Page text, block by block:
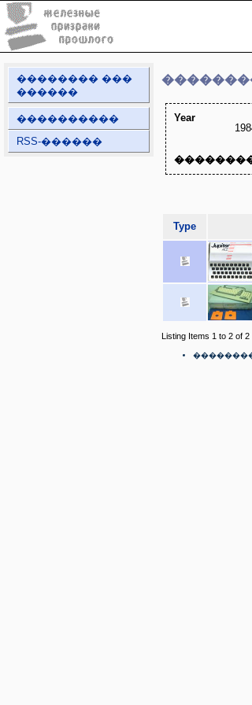
�������� ���
������
����������
RSS-������
Year
Type
Listing Items 1 to 2 of 2